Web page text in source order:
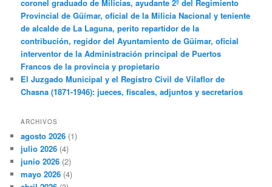
coronel graduado de Milicias, ayudante 2º del Regimiento
Provincial de Güímar, oficial de la Milicia Nacional y teniente
de alcalde de La Laguna, perito repartidor de la
contribución, regidor del Ayuntamiento de Güímar, oficial
interventor de la Administración principal de Puertos
Francos de la provincia y propietario
El Juzgado Municipal y el Registro Civil de Vilaflor de
Chasna (1871-1946): jueces, fiscales, adjuntos y secretarios
ARCHIVOS
agosto 2026 (1)
julio 2026 (4)
junio 2026 (2)
mayo 2026 (4)